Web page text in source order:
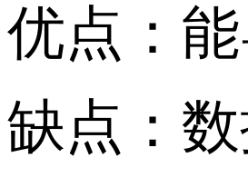
优点：
缺点：